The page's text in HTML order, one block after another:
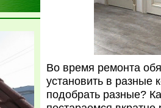
Во время ремонта
установить в
подобрать разные?